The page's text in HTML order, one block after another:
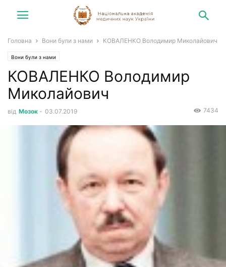
Головна Вони були з нами КОВАЛЕНКО Володимир Миколайович
Вони були з нами
КОВАЛЕНКО Володимир
Миколайович
від Мозок - 03.07.2019 7434